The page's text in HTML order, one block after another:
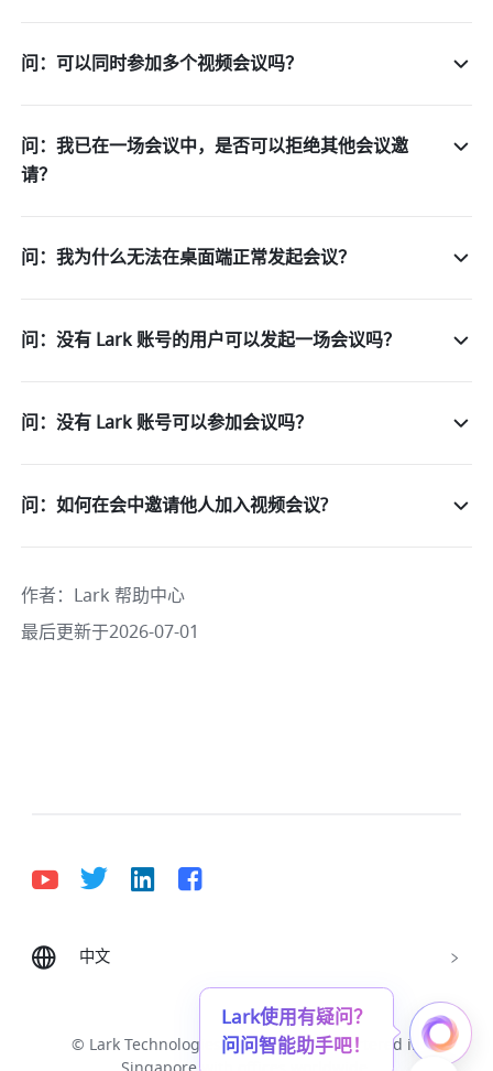
问：可以同时参加多个视频会议吗？
问：我已在一场会议中，是否可以拒绝其他会议邀
请？
问：我为什么无法在桌面端正常发起会议？
问：没有 Lark 账号的用户可以发起一场会议吗？
问：没有 Lark 账号可以参加会议吗？
问：如何在会中邀请他人加入视频会议?
作者： Lark 帮助中心
最后更新于2026-07-01
中文
Deutsch English
Português (Brasil)
Tiếng Việt
ไทย 한국어 日本語 中文
© Lark Technologies Pte. Ltd. Headquartered in
Lark使用有疑问？
问问智能助手吧！